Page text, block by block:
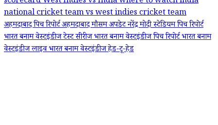
national cricket team vs west indies cricket team
अहमदाबाद पिच रिपोर्टअहमदाबाद मौसम अपडेटनरेंद्र मोदी स्टेडियम पिच रिपोर्ट
भारत बनाम वेस्टइंडीज टेस्ट सीरीजभारत बनाम वेस्टइंडीज पिच रिपोर्टभारत बनाम
वेस्टइंडीज लाइवभारत बनाम वेस्टइंडीज हेड-टू-हेड